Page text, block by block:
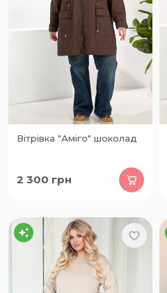
Вітрівка "Аміго" шоколад
2 300 грн